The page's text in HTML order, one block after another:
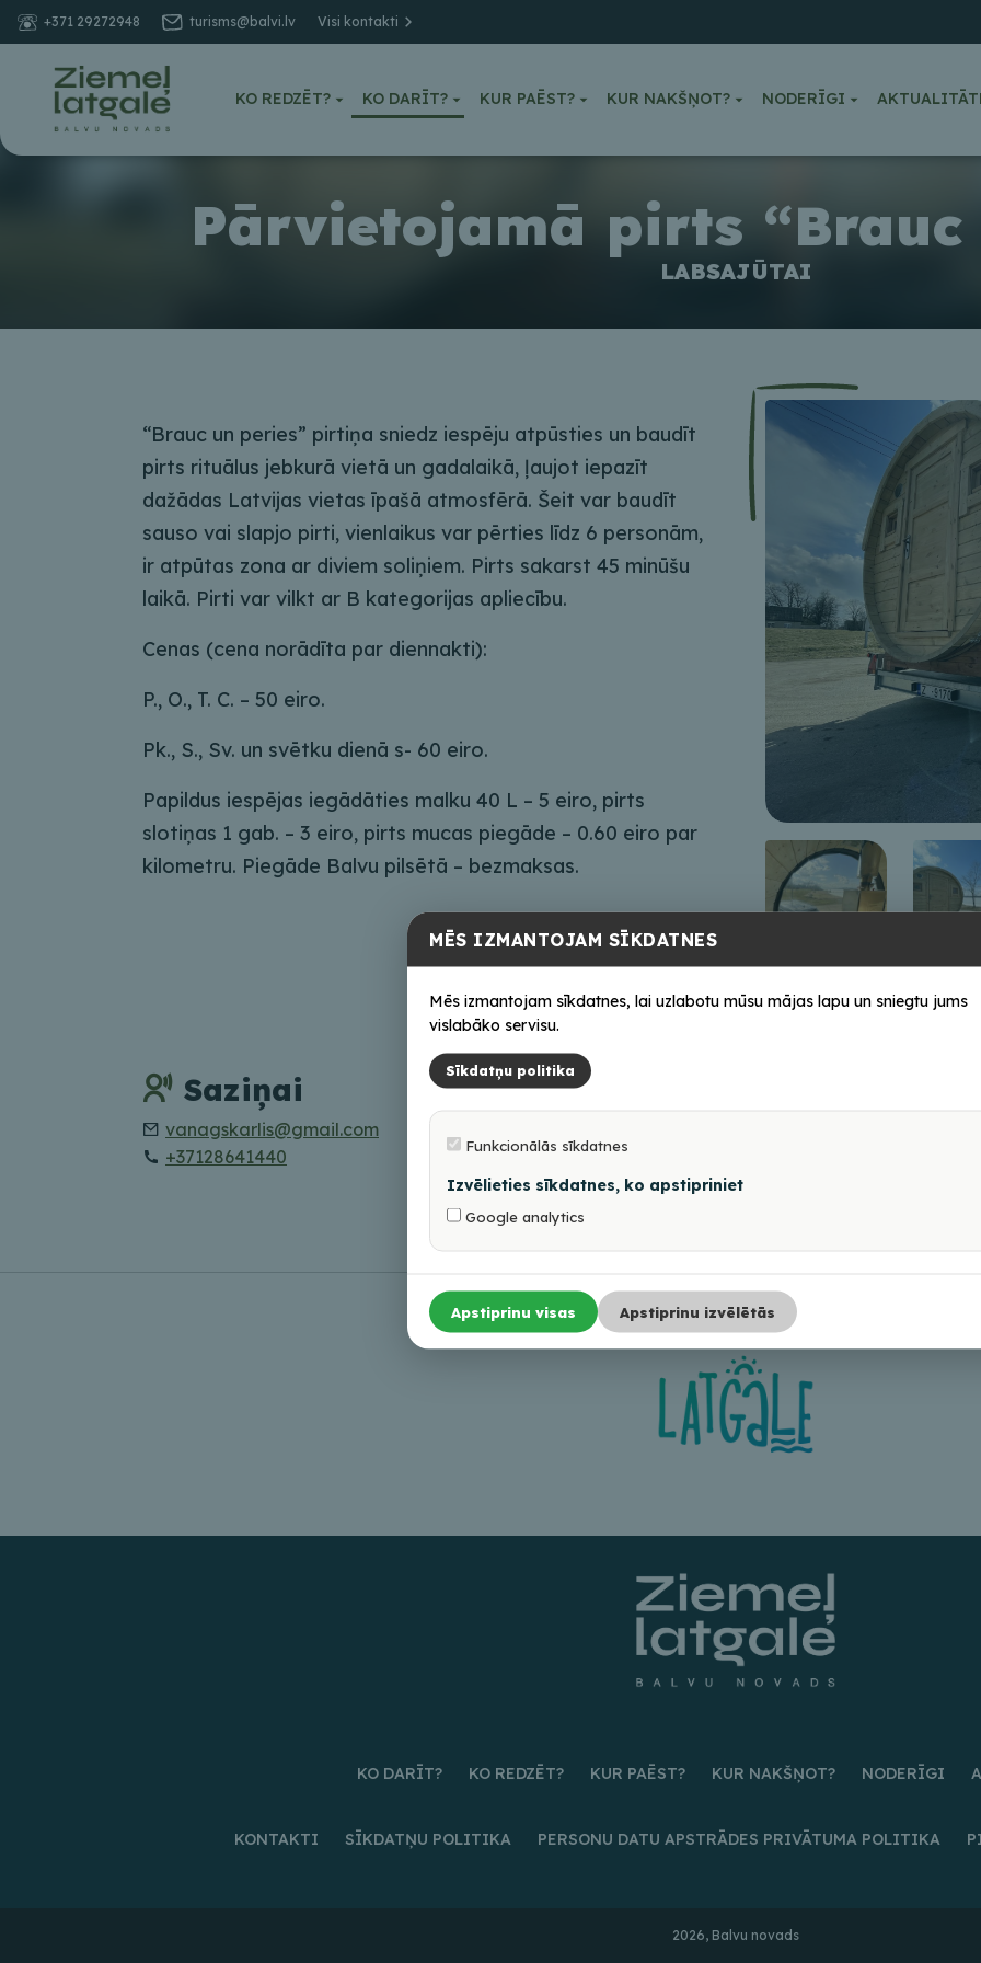
+371 29272948 turisms@balvi.lv Visi kontakti
KO REDZĒT? KO DARĪT? KUR PAĒST? KUR NAKŠŅOT? NODERĪGI
Pārvietojamā pirts “Brauc
LABSAJŪTAI
“Brauc un peries” pirtiņa sniedz iespēju atpūsties un baudīt
pirts rituālus jebkurā vietā un gadalaikā, ļaujot iepazīt
dažādas Latvijas vietas īpašā atmosfērā. Šeit var baudīt
sauso vai slapjo pirti, vienlaikus var pērties līdz 6 personām,
ir atpūtas zona ar diviem soliņiem. Pirts sakarst 45 minūšu
laikā. Pirti var vilkt ar B kategorijas apliecību.
Cenas (cena norādīta par diennakti):
P., O., T. C. – 50 eiro.
Pk., S., Sv. un svētku dienā s- 60 eiro.
Papildus iespējas iegādāties malku 40 L – 5 eiro, pirts
slotiņas 1 gab. – 3 eiro, pirts mucas piegāde – 0.60 eiro par
kilometru. Piegāde Balvu pilsētā – bezmaksas.
Saziņai
vanagskarlis@gmail.com
+37128641440
Tiešsaistē
Instagram
KO DARĪT? KO REDZĒT? KUR PAĒST? KUR NAKŠŅOT? NODERĪGI
KONTAKTI SĪKDATŅU POLITIKA PERSONU DATU APSTRĀDES PRIVĀTUMA POLITIKA
2026, Balvu novads
MĒS IZMANTOJAM SĪKDATNES
Mēs izmantojam sīkdatnes, lai uzlabotu mūsu mājas lapu un sniegtu jums
vislabāko servisu.
Sīkdatņu politika
Funkcionālās sīkdatnes
Izvēlieties sīkdatnes, ko apstipriniet
Google analytics
Apstiprinu visas Apstiprinu izvēlētās